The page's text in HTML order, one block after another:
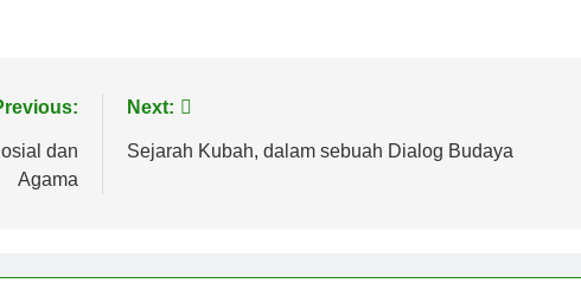
dan
Agama
Next:
Sejarah Kubah, dalam sebuah Dialog Budaya